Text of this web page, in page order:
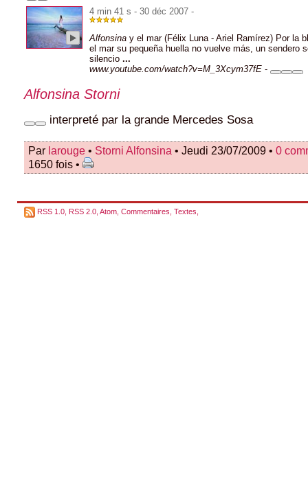
4 min 41 s - 30 déc 2007 -
Alfonsina y el mar (Félix Luna - Ariel Ramírez) Por la
el mar su pequeña huella no vuelve más, un sendero
silencio ...
www.youtube.com/watch?v=M_3Xcym37fE -
Alfonsina Storni
interpreté par la grande Mercedes Sosa
Par larouge • Storni Alfonsina • Jeudi 23/07/2009 • 0
1650 fois •
RSS 1.0 RSS 2.0 Atom Commentaires Textes